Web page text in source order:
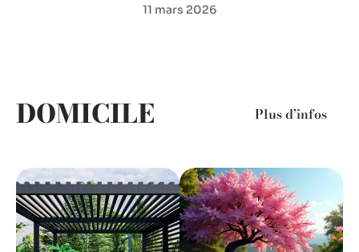
11 mars 2026
DOMICILE Plus d’infos